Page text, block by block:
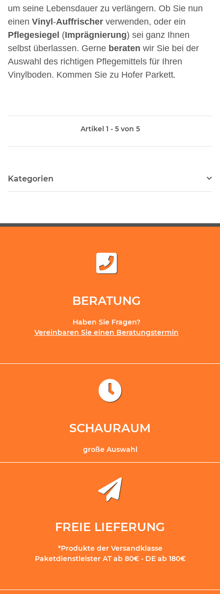
um seine Lebensdauer zu verlängern. Ob Sie nun
einen Vinyl-Auffrischer verwenden, oder ein
Pflegesiegel (Imprägnierung) sei ganz Ihnen
selbst überlassen. Gerne beraten wir Sie bei der
Auswahl des richtigen Pflegemittels für Ihren
Vinylboden. Kommen Sie zu Hofer Parkett.
Artikel 1 - 5 von 5
Kategorien
BERATUNG
Haben Sie Fragen?
Vereinbaren Sie einen Beratungstermin
SCHAURAUM
große Auswahl
FREIE LIEFERUNG
*Produkte der Versandklasse
Paketdienstleister AT ab 80€ - DE ab 180€